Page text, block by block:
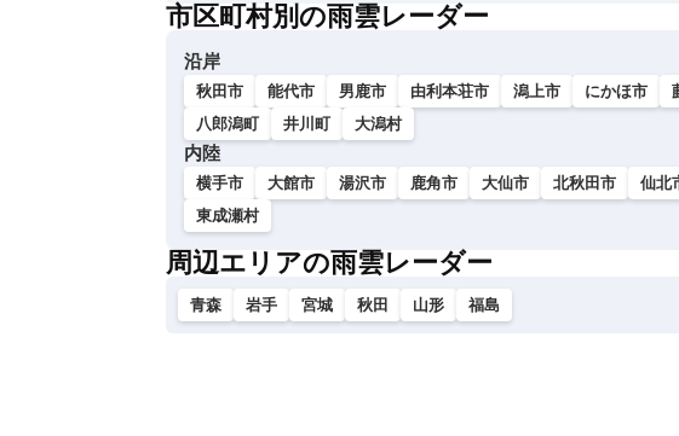
市区町村別の雨雲レーダー
沿岸
秋田市 能代市 男鹿市 由利本荘市 潟上市 にかほ市
八郎潟町
井川町 大潟村
内陸
横手市 大館市 湯沢市 鹿角市 大仙市 北秋田市 仙北
東成瀬村
周辺エリアの雨雲レーダー
青森 岩手 宮城 秋田 山形 福島